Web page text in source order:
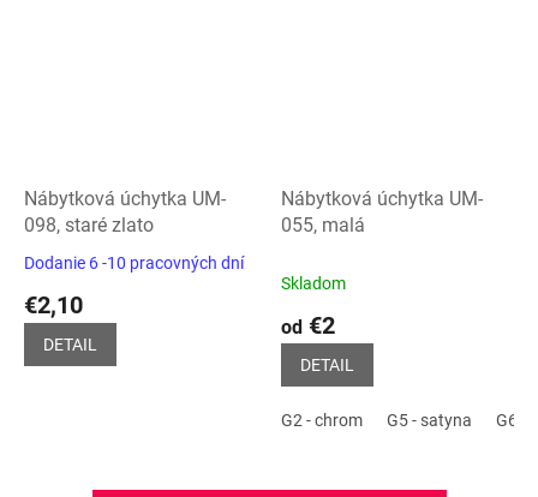
Nábytková úchytka UM-
098, staré zlato
Priemerné
produktu
Dodanie 6 -10 pracovných dní
€2,10
DETAIL
Nábytková úchytka UM-
055, malá
Skladom
od €2
DETAIL
G2 - chrom G5 - satyna G6 -